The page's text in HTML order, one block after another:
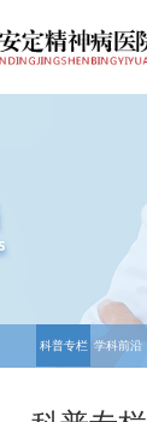
科普专栏 学科前沿